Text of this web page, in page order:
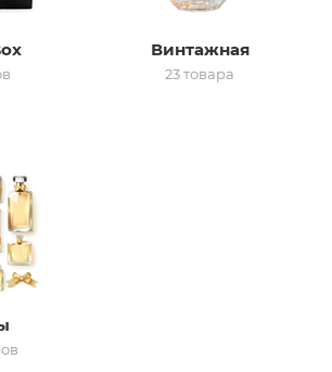
Винтажная
23 товара